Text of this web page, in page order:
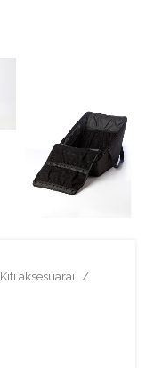
Kiti aksesuarai